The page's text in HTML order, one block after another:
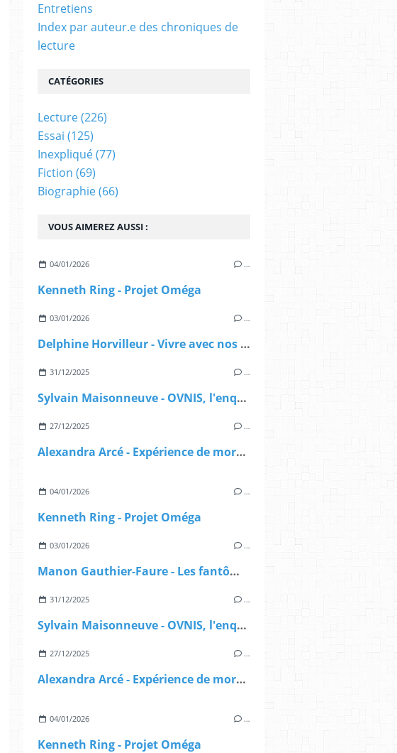
VOUS AIMEREZ AUSSI :
04/01/2026 …
Kenneth Ring - Projet Oméga
03/01/2026 …
Delphine Horvilleur - Vivre avec nos morts
31/12/2025 …
Sylvain Maisonneuve - OVNIS, l'enquête déclassifiée
27/12/2025 …
Alexandra Arcé - Expérience de mort imminente - L'approche jungienne
04/01/2026 …
Kenneth Ring - Projet Oméga
03/01/2026 …
Manon Gauthier-Faure - Les fantômes du lac
31/12/2025 …
Sylvain Maisonneuve - OVNIS, l'enquête déclassifiée
27/12/2025 …
Alexandra Arcé - Expérience de mort imminente - L'approche jungienne
04/01/2026 …
Kenneth Ring - Projet Oméga
Entretiens
Index par auteur.e des chroniques de
lecture
CATÉGORIES
Lecture(226)
Essai (125)
Inexpliqué(77)
Fiction (69)
Biographie(66)